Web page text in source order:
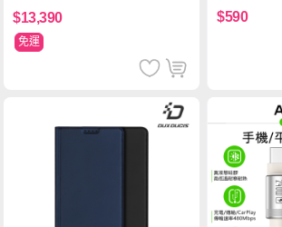
$13,390
免運
保護貼
$590